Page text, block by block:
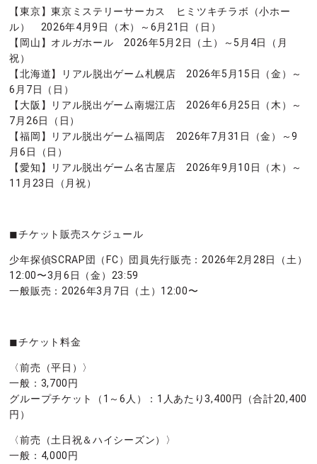
【東京】東京ミステリーサーカス ヒミツキチラボ（小ホー
ル） 2026年4月9日（木）～6月21日（日）
【岡山】オルガホール 2026年5月2日（土）～5月4日（月
祝）
【北海道】リアル脱出ゲーム札幌店 2026年5月15日（金）～
6月7日（日）
【大阪】リアル脱出ゲーム南堀江店 2026年6月25日（木）～
7月26日（日）
【福岡】リアル脱出ゲーム福岡店 2026年7月31日（金）～9
月6日（日）
【愛知】リアル脱出ゲーム名古屋店 2026年9月10日（木）～
11月23日（月祝）
◼︎チケット販売スケジュール
少年探偵SCRAP団（FC）団員先行販売：2026年2月28日（土）
12:00〜3月6日（金）23:59
一般販売：2026年3月7日（土）12:00〜
◼︎チケット料金
〈前売（平日）〉
一般：3,700円
グループチケット（1～6人）：1人あたり3,400円（合計20,400
円）
〈前売（土日祝＆ハイシーズン）〉
一般：4,000円